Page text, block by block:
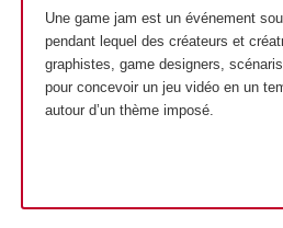
Une game jam est un événement
pendant lequel des créateurs et
graphistes, game designers,
pour concevoir un jeu vidéo en un
autour d’un thème imposé.